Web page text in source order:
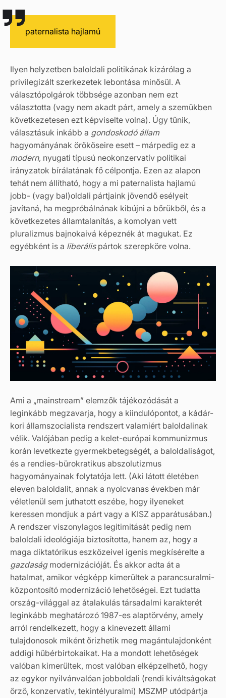
paternalista hajlamú
Ilyen helyzetben baloldali politikának kizárólag a
privilegizált szerkezetek lebontása minősül. A
választópolgárok többsége azonban nem ezt
választotta (vagy nem akadt párt, amely a szemükben
következetesen ezt képviselte volna). Úgy tűnik,
választásuk inkább a gondoskodó állam
hagyományának örököseire esett – márpedig ez a
modern, nyugati típusú neokonzervatív politikai
irányzatok bírálatának fő célpontja. Ezen az alapon
tehát nem állítható, hogy a mi paternalista hajlamú
jobb- (vagy bal)oldali pártjaink jövendő esélyeit
javítaná, ha megpróbálnának kibújni a bőrükből, és a
következetes államtalanítás, a komolyan vett
pluralizmus bajnokaivá képeznék át magukat. Ez
egyébként is a liberális pártok szerepköre volna.
Ami a „mainstream” elemzők tájékozódását a
leginkább megzavarja, hogy a kiindulópontot, a kádár-
kori államszocialista rendszert valamiért baloldalinak
vélik. Valójában pedig a kelet-európai kommunizmus
korán levetkezte gyermekbetegségét, a baloldaliságot,
és a rendies-bürokratikus abszolutizmus
hagyományainak folytatója lett. (Aki látott életében
eleven baloldalit, annak a nyolcvanas években már
véletlenül sem juthatott eszébe, hogy ilyeneket
keressen mondjuk a párt vagy a KISZ apparátusában.)
A rendszer viszonylagos legitimitását pedig nem
baloldali ideológiája biztosította, hanem az, hogy a
maga diktatórikus eszközeivel igenis megkísérelte a
gazdaság modernizációját. És akkor adta át a
hatalmat, amikor végképp kimerültek a parancsuralmi-
központosító modernizáció lehetőségei. Ezt tudatta
ország-világgal az átalakulás társadalmi karakterét
leginkább meghatározó 1987-es alaptörvény, amely
arról rendelkezett, hogy a kinevezett állami
tulajdonosok miként őrizhetik meg magántulajdonként
addigi hűbérbirtokaikat. Ha a mondott lehetőségek
valóban kimerültek, most valóban elképzelhető, hogy
az egykor nyilvánvalóan jobboldali (rendi kiváltságokat
őrző, konzervatív, tekintélyuralmi) MSZMP utódpártja